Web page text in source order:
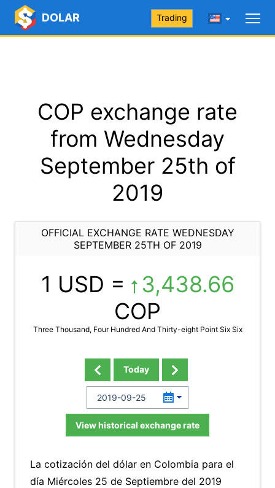
DOLAR Trading
COP exchange rate
from Wednesday
September 25th of
2019
OFFICIAL EXCHANGE RATE WEDNESDAY
SEPTEMBER 25TH OF 2019
1 USD =
3,438.66
COP
Three Thousand, Four Hundred And Thirty-eight Point Six Six
Today
View historical exchange rate
La cotización del dólar en Colombia para el
día Miércoles 25 de Septiembre del 2019